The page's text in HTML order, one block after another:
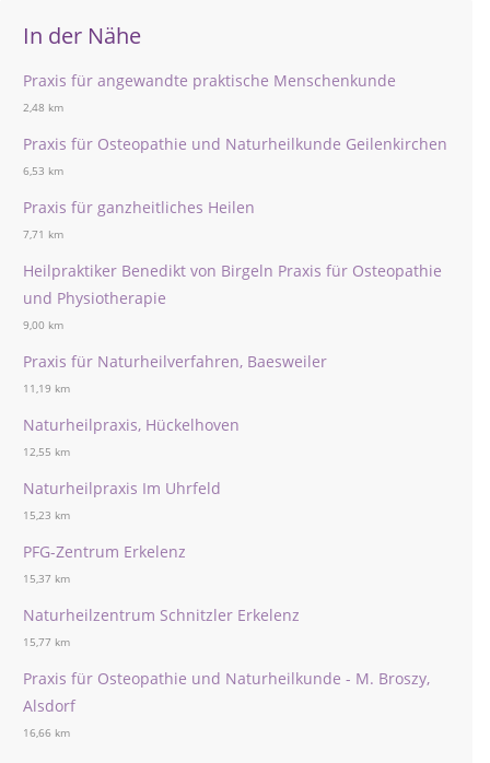
In der Nähe
Praxis für angewandte praktische Menschenkunde
2,48 km
Praxis für Osteopathie und Naturheilkunde Geilenkirchen
6,53 km
Praxis für ganzheitliches Heilen
7,71 km
Heilpraktiker Benedikt von Birgeln Praxis für Osteopathie
und Physiotherapie
9,00 km
Praxis für Naturheilverfahren, Baesweiler
11,19 km
Naturheilpraxis, Hückelhoven
12,55 km
Naturheilpraxis Im Uhrfeld
15,23 km
PFG-Zentrum Erkelenz
15,37 km
Naturheilzentrum Schnitzler Erkelenz
15,77 km
Praxis für Osteopathie und Naturheilkunde - M. Broszy,
Alsdorf
16,66 km